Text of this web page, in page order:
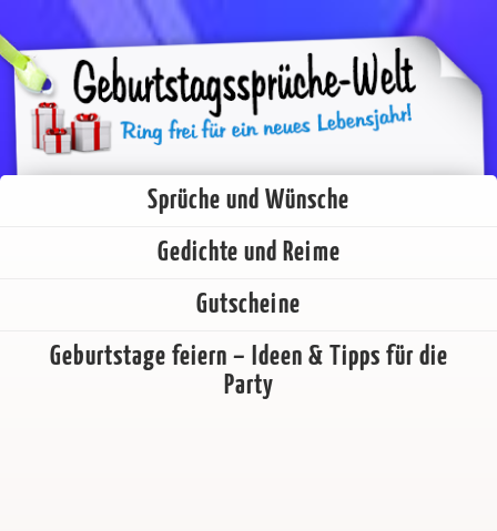
Sprüche und Wünsche
Gedichte und Reime
Gutscheine
Geburtstage feiern – Ideen & Tipps für die
Party